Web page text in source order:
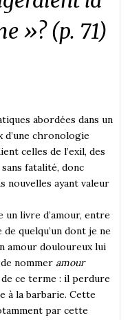
»?(p. 71)
abordées dans un
d’une chronologie
celles de l’exil, des
fatalité, donc
nouvelles ayant valeur
livre d’amour, entre
quelqu’un dont je ne
amour douloureux lui
de nommeramour
ce terme : il perdure
à la barbarie. Cette
par cette